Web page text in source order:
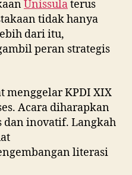
Unissulaterus
tidak hanya
dari itu,
peran strategis
menggelar KPDI XIX
Acara diharapkan
inovatif. Langkah
literasi